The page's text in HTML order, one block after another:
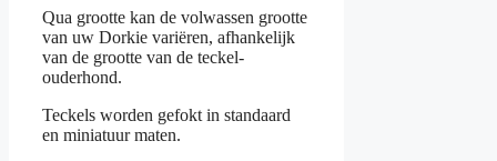
Qua grootte kan de volwassen grootte
van uw Dorkie variëren, afhankelijk
van de grootte van de teckel-
ouderhond.
Teckels worden gefokt in standaard
en miniatuur maten.